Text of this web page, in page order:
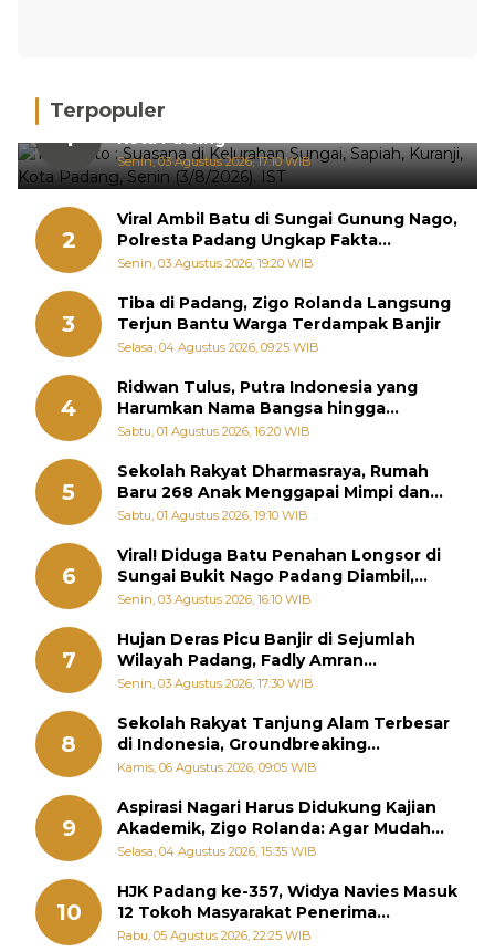
Terpopuler
1
Hujan Deras, 15 Titik Banjir Terdeteksi di
Kota Padang
Senin, 03 Agustus 2026, 17:10 WIB
2
Viral Ambil Batu di Sungai Gunung Nago,
Polresta Padang Ungkap Fakta
Sebenarnya
Senin, 03 Agustus 2026, 19:20 WIB
3
Tiba di Padang, Zigo Rolanda Langsung
Terjun Bantu Warga Terdampak Banjir
Selasa, 04 Agustus 2026, 09:25 WIB
4
Ridwan Tulus, Putra Indonesia yang
Harumkan Nama Bangsa hingga
Diabadikan dalam Buku Jepang
Sabtu, 01 Agustus 2026, 16:20 WIB
5
Sekolah Rakyat Dharmasraya, Rumah
Baru 268 Anak Menggapai Mimpi dan
Memutus Rantai Kemiskinan
Sabtu, 01 Agustus 2026, 19:10 WIB
6
Viral! Diduga Batu Penahan Longsor di
Sungai Bukit Nago Padang Diambil,
Warga Khawatir Bencana Terulang
Senin, 03 Agustus 2026, 16:10 WIB
7
Hujan Deras Picu Banjir di Sejumlah
Wilayah Padang, Fadly Amran
Perintahkan OPD Siaga
Senin, 03 Agustus 2026, 17:30 WIB
8
Sekolah Rakyat Tanjung Alam Terbesar
di Indonesia, Groundbreaking
September
Kamis, 06 Agustus 2026, 09:05 WIB
9
Aspirasi Nagari Harus Didukung Kajian
Akademik, Zigo Rolanda: Agar Mudah
Diperjuangkan di Kementerian
Selasa, 04 Agustus 2026, 15:35 WIB
10
HJK Padang ke-357, Widya Navies Masuk
12 Tokoh Masyarakat Penerima
Penghargaan Pemko Padang
Rabu, 05 Agustus 2026, 22:25 WIB